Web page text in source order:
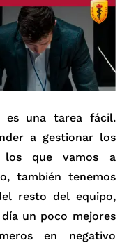
es una tarea fácil.
a gestionar los
los que vamos a
también tenemos
resto del equipo,
un poco mejores
en negativo